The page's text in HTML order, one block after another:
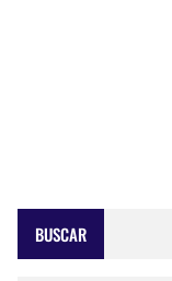
BUSCAR